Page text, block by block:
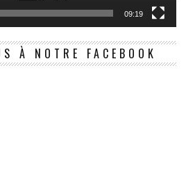
09:19
À NOTRE FACEBOOK